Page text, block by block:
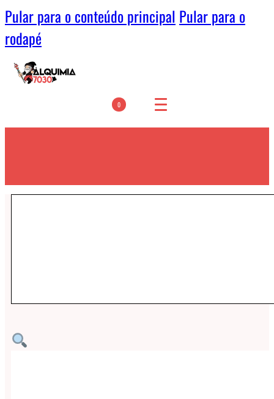
Pular para o conteúdo principal Pular para o
rodapé
0